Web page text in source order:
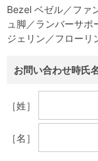
Bezel ベゼル／ファ
ュ脚／ランバーサ
ジェリン／フローリ
お問い合わせ時氏
［姓］
［名］